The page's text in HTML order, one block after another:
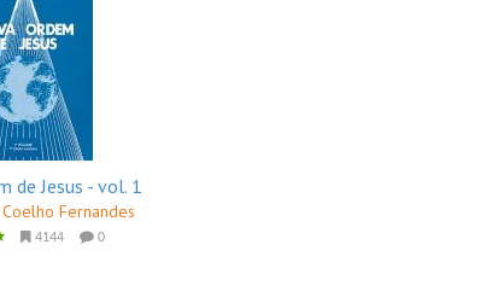
de Jesus - vol. 1
Fernandes
4144 0